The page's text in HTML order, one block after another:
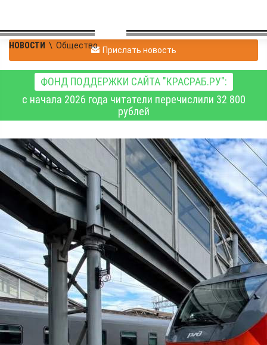
НОВОСТИ \ Общество Прислать новость
ФОНД ПОДДЕРЖКИ САЙТА "КРАСРАБ.РУ":
с начала 2026 года читатели перечислили 32 800
рублей
15 июня будет запущен
новый
мультимодальный
маршрут Красноярск -
Ужур
Общество
09.06.2026 08:15
499